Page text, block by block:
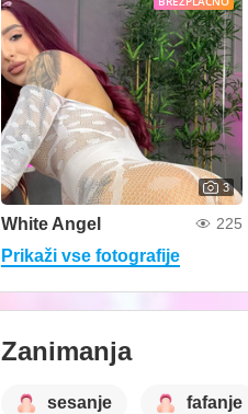
3
White Angel 225
Prikaži vse fotografije
Zanimanja
sesanje fafanje